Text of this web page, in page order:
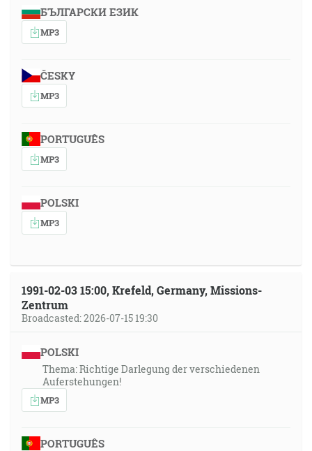
БЪЛГАРСКИ ЕЗИК
MP3
ČESKY
MP3
PORTUGUÊS
MP3
POLSKI
MP3
1991-02-03 15:00, Krefeld, Germany, Missions-
Zentrum
Broadcasted: 2026-07-15 19:30
POLSKI
Thema: Richtige Darlegung der verschiedenen
Auferstehungen!
MP3
PORTUGUÊS